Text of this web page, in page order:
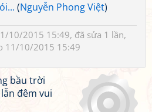
(Nguyễn Phong Việt)
10/2015 15:49, đã sửa 1 lần,
11/10/2015 15:49
bầu trời
đêm vui